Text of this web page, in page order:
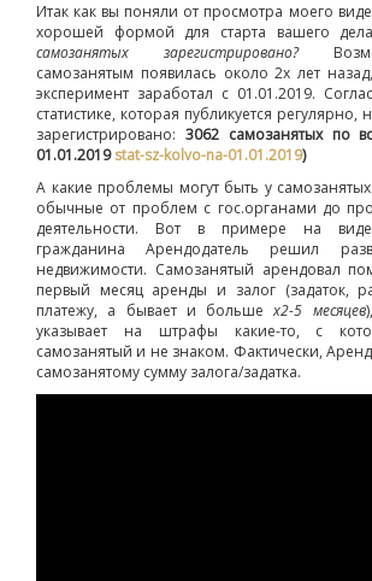
Итак как вы поняли от просмотра моего
хорошей формой для старта вашего
самозанятых зарегистрировано?
самозанятым появилась около 2х лет
эксперимент заработал с 01.01.2019.
статистике, которая публикуется регулярно,
зарегистрировано: 3062 самозанятых по
01.01.2019stat-sz-kolvo-na-01.01.2019)
А какие проблемы могут быть у
обычные от проблем с гос.органами до
деятельности. Вот в примере на
гражданина Арендодатель решил
недвижимости. Самозанятый арендовал
первый месяц аренды и залог (задаток,
платежу, а бывает и больше х2-5 месяцев
указывает на штрафы какие-то, с
самозанятый и не знаком. Фактически,
самозанятому сумму залога/задатка.